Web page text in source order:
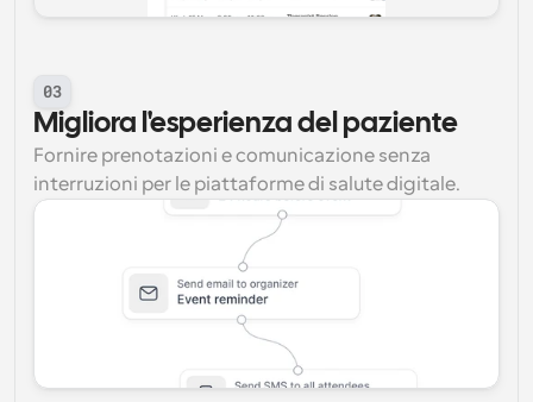
03
Migliora l'esperienza del paziente
Fornire prenotazioni e comunicazione senza
interruzioni per le piattaforme di salute digitale.